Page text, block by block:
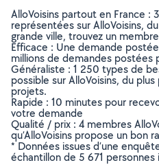
AlloVoisins partout en France :
représentées sur AlloVoisins,
grande ville, trouvez un
Efficace : Une demande
millions de demandes postées
Généraliste : 1 250 types de
possible sur AlloVoisins, du
projets.
Rapide : 10 minutes pour
votre demande
Qualité / prix : 4 membres
qu’AlloVoisins propose un bon
* Données issues d’une
échantillon de 5 671